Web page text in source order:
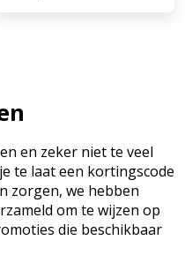
en zeker niet te veel
te laat een kortingscode
zorgen, we hebben
om te wijzen op
die beschikbaar